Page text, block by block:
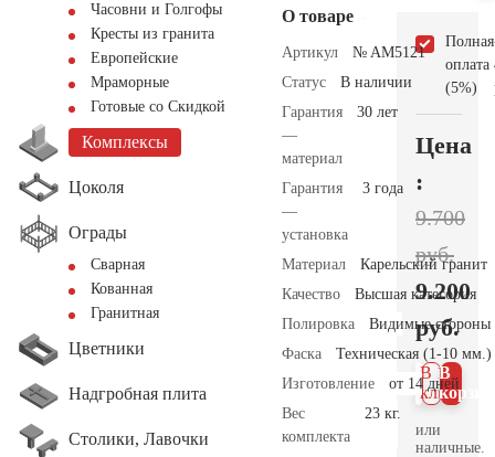
Часовни и Голгофы
Кресты из гранита
Европейские
Мраморные
Готовые со Скидкой
Комплексы
Цоколя
Ограды
Сварная
Кованная
Гранитная
Цветники
Надгробная плита
Столики, Лавочки
О товаре
Артикул
№ AM5121
Статус
В наличии
Гарантия
—
материал
30 лет
Гарантия
—
установка
3 года
Материал
Карельский гранит
Качество
Высшая категория
Полировка
Видимые стороны
Фаска
Техническая (1-10 мм.)
Изготовление
от 14 дней
Вес
комплекта
23 кг.
Полная
оплата
(5%)
Цена
:
9.700
руб.
9.200
руб.
В
В 1
клик
или
наличные.